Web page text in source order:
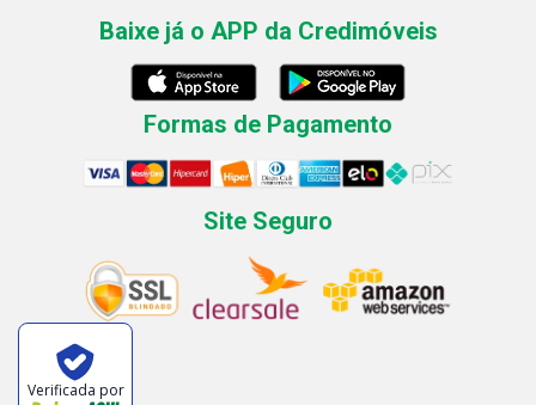
Baixe já o APP da Credimóveis
Formas de Pagamento
Site Seguro
Verificada por